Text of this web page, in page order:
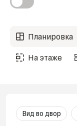
Планировка
На этаже
Вид во двор